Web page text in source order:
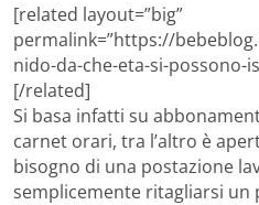
[related layout=”big”
permalink=”https://
nido-da-che-eta-si-possono-
[/related]
Si basa infatti su
carnet orari, tra l’altro è
bisogno di una postazione
semplicemente ritagliarsi un